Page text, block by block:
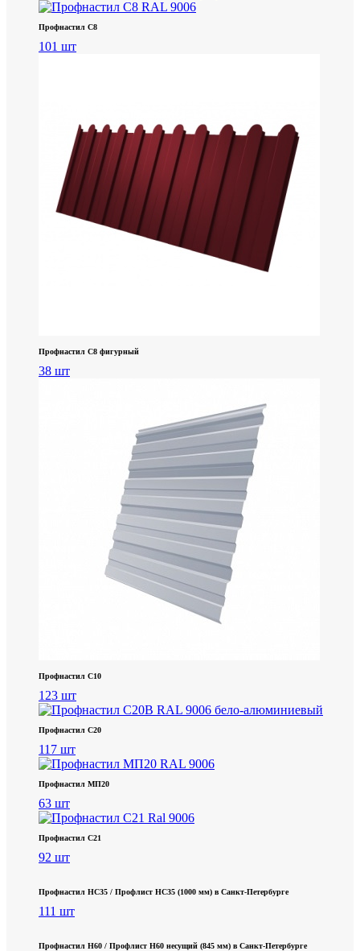
Профнастил С8
101 шт
Профнастил С8 фигурный
38 шт
Профнастил С10
123 шт
Профнастил С20
117 шт
Профнастил МП20
63 шт
Профнастил С21
92 шт
Профнастил НС35 / Профлист НС35 (1000 мм) в Санкт‑Петербурге
111 шт
Профнастил Н60 / Профлист Н60 несущий (845 мм) в Санкт-Петербурге